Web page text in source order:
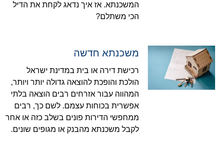
המשכנתא. אז איך נדאג לקחת את הדיל
הכי משתלם?
משכנתא חדשה
רכישת דירה או בית במדינת ישראל
הולכת והופכת להוצאה גדולה יותר ויותר,
המהווה עבור אזרחים רבים הוצאה בלתי
אפשרית בכוחות עצמם. לשם כך, רבים
ממחפשי הדירות פונים בשלב כזה או אחר
לקבל משכנתא מהבנק או מגופים שונים.